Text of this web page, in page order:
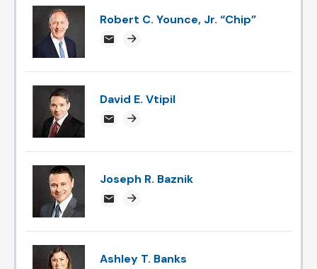
Robert C. Younce, Jr. “Chip”
chipyounce@attorneysnc.com
Attorney profile link
David E. Vtipil
devtipil@attorneysnc.com
Attorney profile link
Joseph R. Baznik
jbaznik@attorneysnc.com
Attorney profile link
Ashley T. Banks